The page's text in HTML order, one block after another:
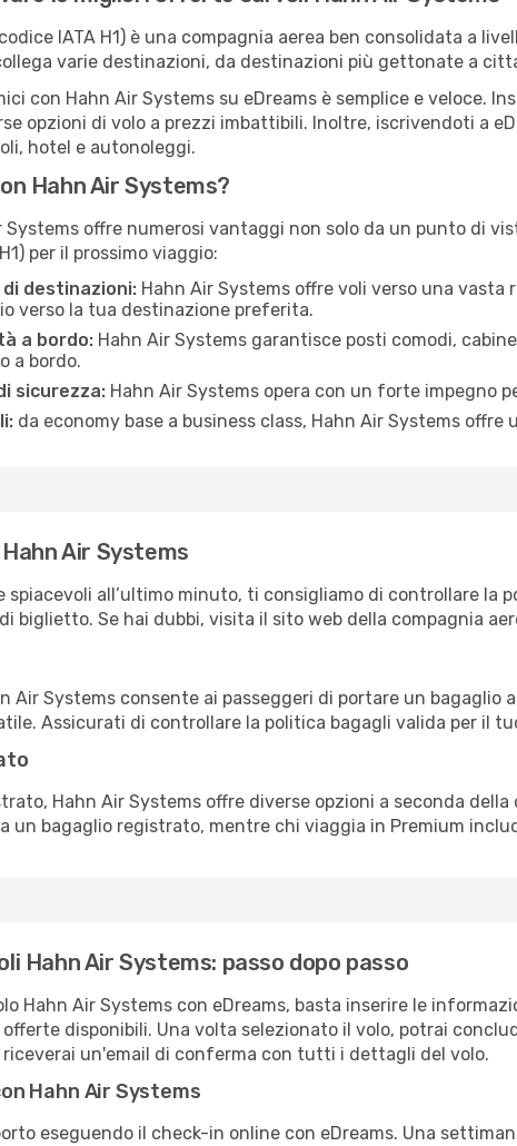
IATA H1) è una compagnia aerea ben consolidata a
varie destinazioni, da destinazioni più gettonate a
con Hahn Air Systems su eDreams è semplice e veloce.
opzioni di volo a prezzi imbattibili. Inoltre, iscrivendoti a
hotel e autonoleggi.
Hahn Air Systems?
Systems offre numerosi vantaggi non solo da un punto di
per il prossimo viaggio:
destinazioni: Hahn Air Systems offre voli verso una
verso la tua destinazione preferita.
a bordo: Hahn Air Systems garantisce posti comodi,
a bordo.
sicurezza: Hahn Air Systems opera con un forte impegno
da economy base a business class, Hahn Air Systems
Air Systems
spiacevoli all’ultimo minuto, ti consigliamo di controllare la
biglietto. Se hai dubbi, visita il sito web della compagnia
Air Systems consente ai passeggeri di portare un bagaglio
Assicurati di controllare la politica bagagli valida per il
Hahn Air Systems offre diverse opzioni a seconda
un bagaglio registrato, mentre chi viaggia in Premium
Hahn Air Systems: passo dopo passo
Hahn Air Systems con eDreams, basta inserire le
disponibili. Una volta selezionato il volo, potrai
riceverai un'email di conferma con tutti i dettagli del volo.
Hahn Air Systems
eseguendo il check-in online con eDreams. Una